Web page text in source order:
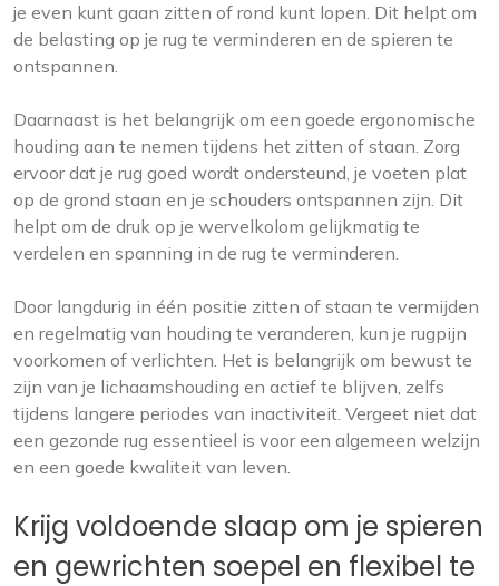
je even kunt gaan zitten of rond kunt lopen. Dit helpt om
de belasting op je rug te verminderen en de spieren te
ontspannen.
Daarnaast is het belangrijk om een goede ergonomische
houding aan te nemen tijdens het zitten of staan. Zorg
ervoor dat je rug goed wordt ondersteund, je voeten plat
op de grond staan ​​en je schouders ontspannen zijn. Dit
helpt om de druk op je wervelkolom gelijkmatig te
verdelen en spanning in de rug te verminderen.
Door langdurig in één positie zitten of staan ​​te vermijden
en regelmatig van houding te veranderen, kun je rugpijn
voorkomen of verlichten. Het is belangrijk om bewust te
zijn van je lichaamshouding en actief te blijven, zelfs
tijdens langere periodes van inactiviteit. Vergeet niet dat
een gezonde rug essentieel is voor een algemeen welzijn
en een goede kwaliteit van leven.
Krijg voldoende slaap om je spieren
en gewrichten soepel en flexibel te